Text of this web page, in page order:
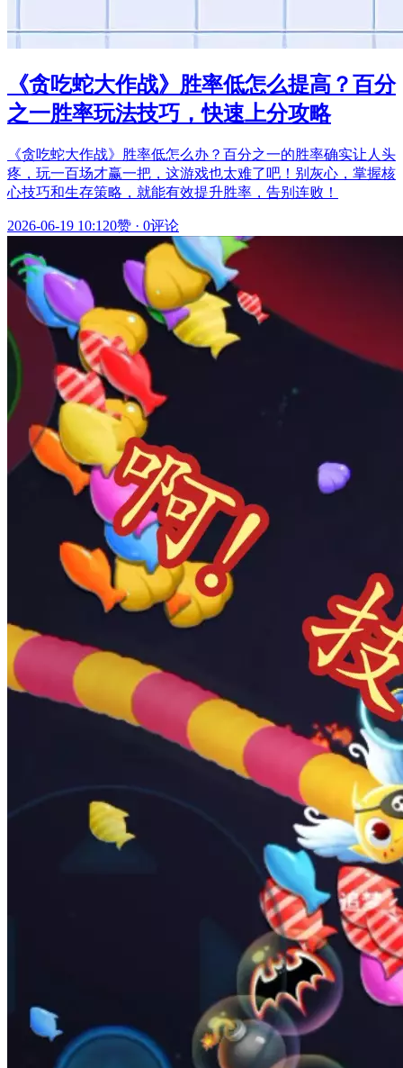
《贪吃蛇大作战》胜率低怎么提高？百分
之一胜率玩法技巧，快速上分攻略
《贪吃蛇大作战》胜率低怎么办？百分之一的胜率确实让人头
疼，玩一百场才赢一把，这游戏也太难了吧！别灰心，掌握核
心技巧和生存策略，就能有效提升胜率，告别连败！
2026-06-19 10:120赞 · 0评论